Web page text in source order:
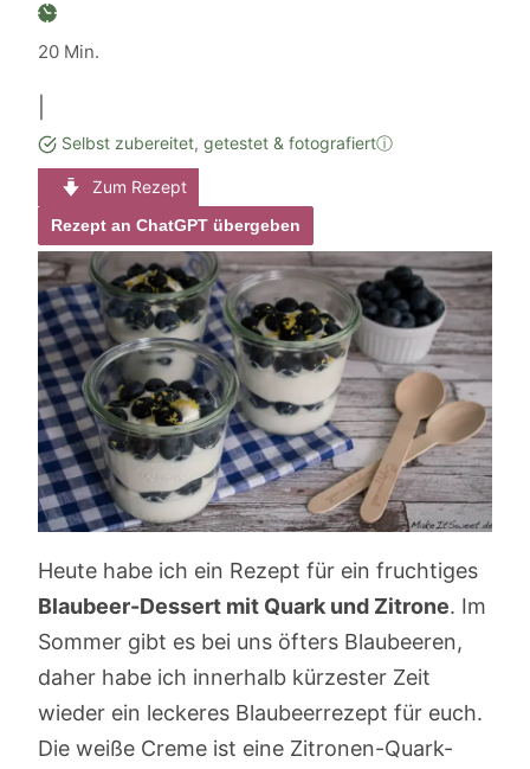
20Minuten
Min.
Selbst zubereitet, getestet & fotografiertⓘ
Zum Rezept
Rezept an ChatGPT übergeben
Heute habe ich ein Rezept für ein fruchtiges
Blaubeer-Dessert mit Quark und Zitrone. Im
Sommer gibt es bei uns öfters Blaubeeren,
daher habe ich innerhalb kürzester Zeit
wieder ein leckeres Blaubeerrezept für euch.
Die weiße Creme ist eine Zitronen-Quark-